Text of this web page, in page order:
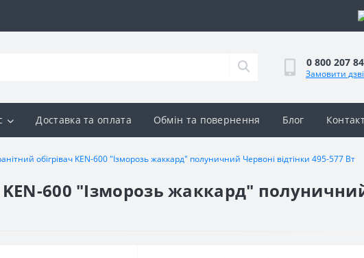
0 800 207
Замовити
Доставка та оплата Обмін та повернення Блог
обігрівач KEN-600 "Ізморозь жаккард" полуничний Червоні відтінки 495-577 Вт
KEN-600 "Ізморозь жаккард"